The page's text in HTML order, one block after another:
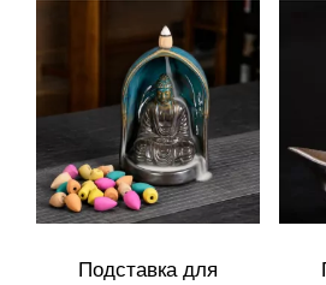
Подставка для